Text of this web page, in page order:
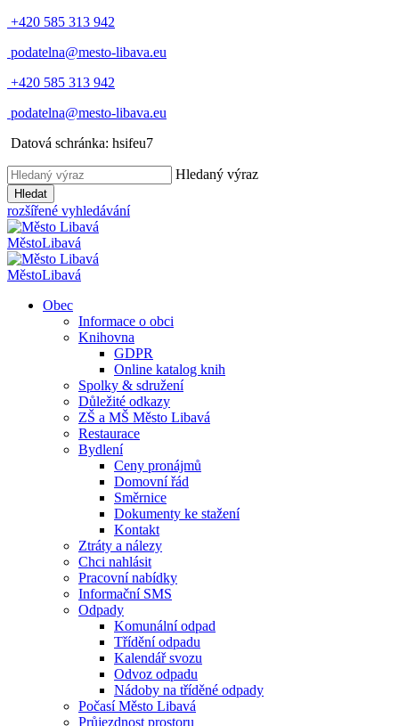
+420 585 313 942
podatelna@mesto-libava.eu
+420 585 313 942
podatelna@mesto-libava.eu
Datová schránka: hsifeu7
Hledaný výraz
Hledat
rozšířené vyhledávání
MěstoLibavá
MěstoLibavá
Obec
Informace o obci
Knihovna
GDPR
Online katalog knih
Spolky & sdružení
Důležité odkazy
ZŠ a MŠ Město Libavá
Restaurace
Bydlení
Ceny pronájmů
Domovní řád
Směrnice
Dokumenty ke stažení
Kontakt
Ztráty a nálezy
Chci nahlásit
Pracovní nabídky
Informační SMS
Odpady
Komunální odpad
Třídění odpadu
Kalendář svozu
Odvoz odpadu
Nádoby na tříděné odpady
Počasí Město Libavá
Průjezdnost prostoru